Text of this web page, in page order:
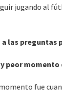
jugando al
a las preguntas
peor
fue